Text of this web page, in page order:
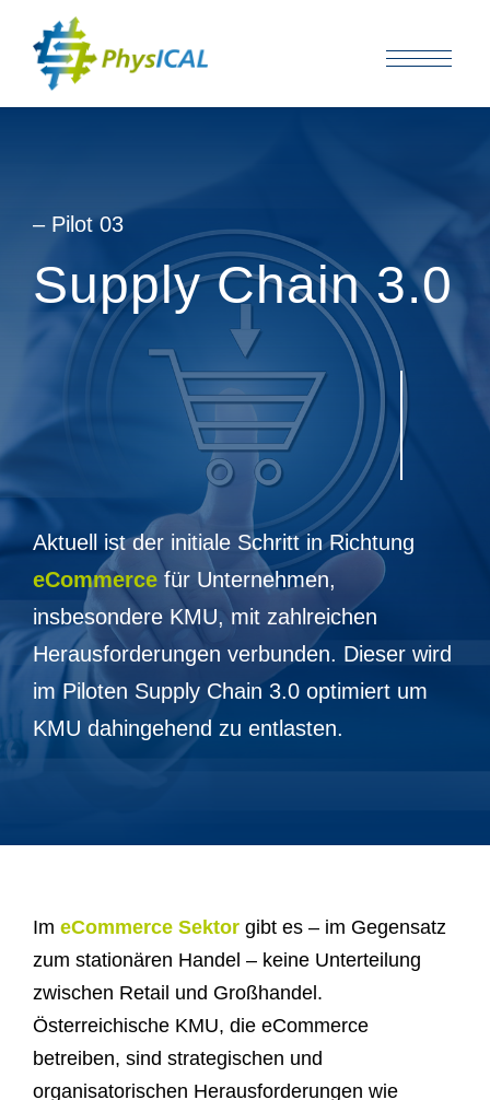
– Pilot 03
Supply Chain 3.0
Aktuell ist der initiale Schritt in Richtung
eCommerce für Unternehmen,
insbesondere KMU, mit zahlreichen
Herausforderungen verbunden. Dieser wird
im Piloten Supply Chain 3.0 optimiert um
KMU dahingehend zu entlasten.
Im eCommerce Sektor gibt es – im Gegensatz
zum stationären Handel – keine Unterteilung
zwischen Retail und Großhandel.
Österreichische KMU, die eCommerce
betreiben, sind strategischen und
organisatorischen Herausforderungen wie